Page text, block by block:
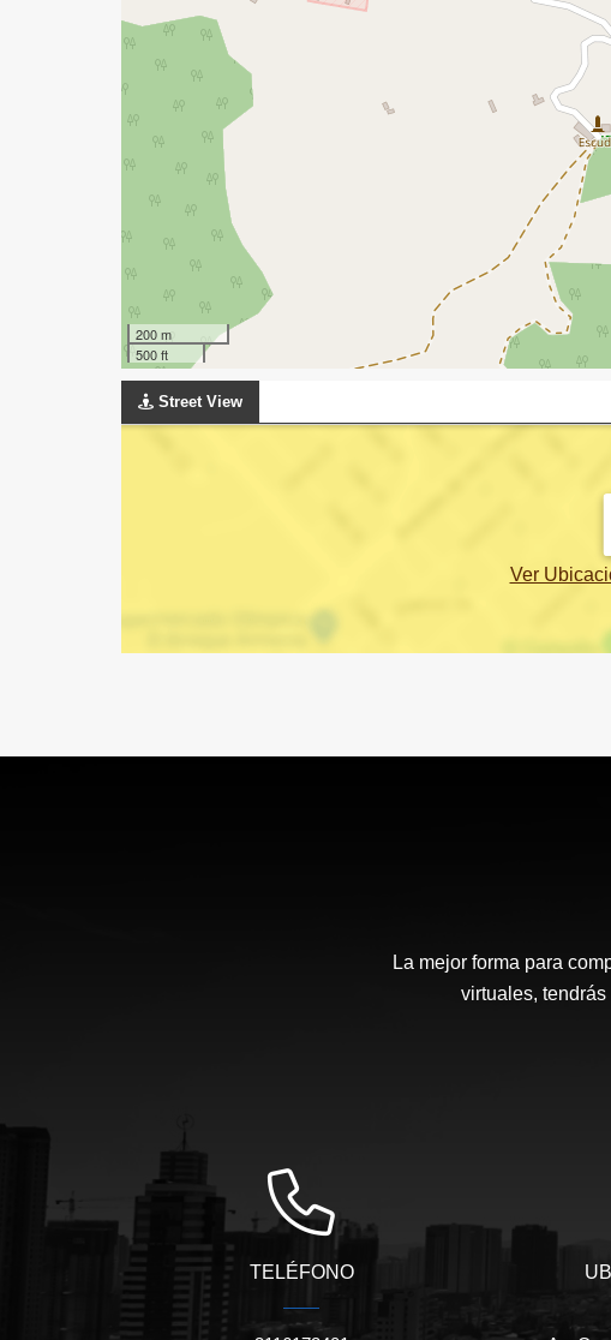
200 m
500 ft
Street View
Ver
La mejor forma para
virtuales,
TELÉFONO